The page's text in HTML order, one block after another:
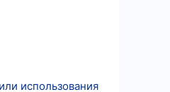
использования